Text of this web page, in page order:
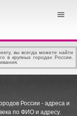
вы всегда можете найти
в крупных городах России.
России - адреса и
по ФИО и адресу.